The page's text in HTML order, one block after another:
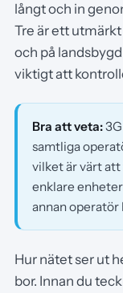
långt och in
Tre är ett
och på
viktigt att
Bra att veta:
samtliga
vilket är värt att
enklare enheter
annan operatör
Hur nätet ser ut
bor. Innan du